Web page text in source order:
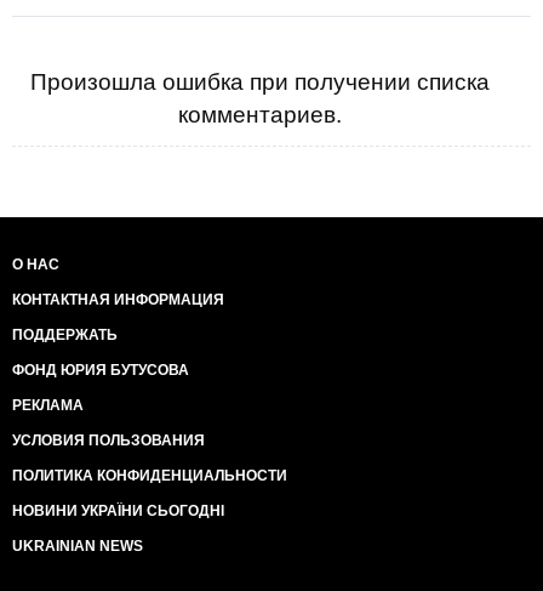
Произошла ошибка при получении списка
комментариев.
О НАС
КОНТАКТНАЯ ИНФОРМАЦИЯ
ПОДДЕРЖАТЬ
ФОНД ЮРИЯ БУТУСОВА
РЕКЛАМА
УСЛОВИЯ ПОЛЬЗОВАНИЯ
ПОЛИТИКА КОНФИДЕНЦИАЛЬНОСТИ
НОВИНИ УКРАЇНИ СЬОГОДНІ
UKRAINIAN NEWS